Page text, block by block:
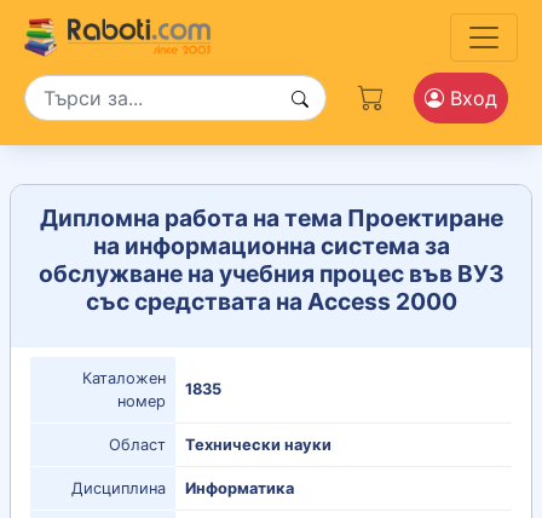
Вход
Дипломна работа на тема Проектиране
на информационна система за
обслужване на учебния процес във ВУЗ
със средствата на Access 2000
Каталожен
номер
1835
Област Технически науки
Дисциплина Информатика